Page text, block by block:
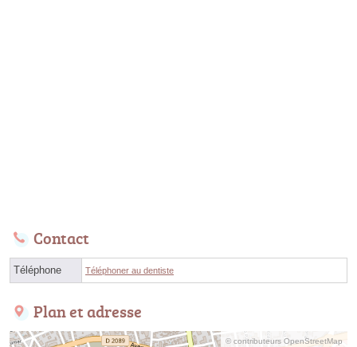
Contact
Téléphone Téléphoner au dentiste
Plan et adresse
© contributeurs OpenStreetMap